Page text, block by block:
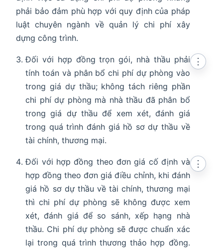
phải bảo đảm phù hợp với quy định của pháp
luật chuyên ngành về quản lý chi phí xây
dựng công trình.
Đối với hợp đồng trọn gói, nhà thầu phải
tính toán và phân bổ chi phí dự phòng vào
trong giá dự thầu; không tách riêng phần
chi phí dự phòng mà nhà thầu đã phân bổ
trong giá dự thầu để xem xét, đánh giá
trong quá trình đánh giá hồ sơ dự thầu về
tài chính, thương mại.
⋮
Đối với hợp đồng theo đơn giá cố định và
hợp đồng theo đơn giá điều chỉnh, khi đánh
giá hồ sơ dự thầu về tài chính, thương mại
thì chi phí dự phòng sẽ không được xem
xét, đánh giá để so sánh, xếp hạng nhà
thầu. Chi phí dự phòng sẽ được chuẩn xác
lại trong quá trình thương thảo hợp đồng.
⋮